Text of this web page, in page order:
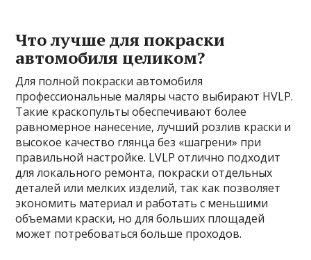
Что лучше для покраски
автомобиля целиком?
Для полной покраски автомобиля
профессиональные маляры часто выбирают HVLP.
Такие краскопульты обеспечивают более
равномерное нанесение, лучший розлив краски и
высокое качество глянца без «шагрени» при
правильной настройке. LVLP отлично подходит
для локального ремонта, покраски отдельных
деталей или мелких изделий, так как позволяет
экономить материал и работать с меньшими
объемами краски, но для больших площадей
может потребоваться больше проходов.